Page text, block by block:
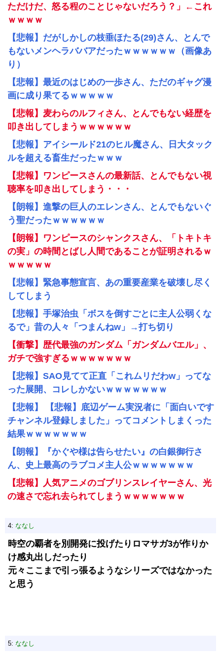
ただけだ、怒る程のことじゃないだろう？」←これ
ｗｗｗｗ
【悲報】だがしかしの枝垂ほたる(29)さん、とんで
もないメンヘラババアだったｗｗｗｗｗｗ（画像あ
り）
【悲報】最近のはじめの一歩さん、ただのギャグ漫
画に成り果てるｗｗｗｗｗ
【悲報】麦わらのルフィさん、とんでもない経歴を
叩き出してしまうｗｗｗｗｗｗ
【悲報】アイシールド21のヒル魔さん、日大タック
ルを超える畜生だったｗｗｗ
【悲報】ワンピースさんの最新話、とんでもない視
聴率を叩き出してしまう・・・
【朗報】進撃の巨人のエレンさん、とんでもないぐ
う聖だったｗｗｗｗｗｗ
【朗報】ワンピースのシャンクスさん、「トキトキ
の実」の時間とばし人間であることが証明されるｗ
ｗｗｗｗｗ
【悲報】緊急事態宣言、あの重要産業を破壊し尽く
してしまう
【悲報】手塚治虫「ボスを倒すごとに主人公弱くな
るで」昔の人々「つまんねw」→打ち切り
【衝撃】歴代最強のガンダム「ガンダムバエル」、
ガチで強すぎるｗｗｗｗｗｗｗ
【悲報】SAO見てて正直「これムリだわw」ってな
った展開、コレしかないｗｗｗｗｗｗｗ
【悲報】 【悲報】底辺ゲーム実況者に「面白いです
チャンネル登録しました」ってコメントしまくった
結果ｗｗｗｗｗｗｗ
【朗報】『かぐや様は告らせたい』の白銀御行さ
ん、史上最高のラブコメ主人公ｗｗｗｗｗｗｗ
【悲報】人気アニメのゴブリンスレイヤーさん、光
の速さで忘れ去られてしまうｗｗｗｗｗｗｗ
4: ななし
時空の覇者を別開発に投げたりロマサガ3が作りか
け感丸出しだったり
元々ここまで引っ張るようなシリーズではなかった
と思う
5: ななし